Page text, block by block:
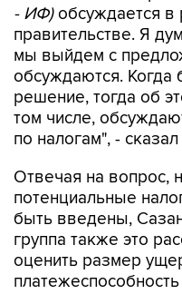
- ИФ)обсуждается в
правительстве. Я
мы выйдем с
обсуждаются. Когда
решение, тогда об
том числе,
по налогам", -
Отвечая на вопрос,
потенциальные
быть введены,
группа также это
оценить размер